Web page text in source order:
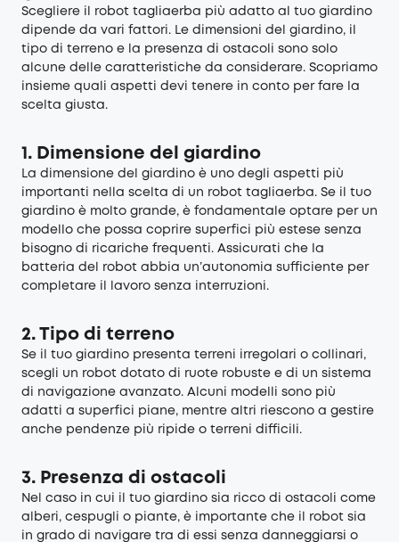
Scegliere il robot tagliaerba più adatto al tuo giardino
dipende da vari fattori. Le dimensioni del giardino, il
tipo di terreno e la presenza di ostacoli sono solo
alcune delle caratteristiche da considerare. Scopriamo
insieme quali aspetti devi tenere in conto per fare la
scelta giusta.
1. Dimensione del giardino
La dimensione del giardino è uno degli aspetti più
importanti nella scelta di un robot tagliaerba. Se il tuo
giardino è molto grande, è fondamentale optare per un
modello che possa coprire superfici più estese senza
bisogno di ricariche frequenti. Assicurati che la
batteria del robot abbia un’autonomia sufficiente per
completare il lavoro senza interruzioni.
2. Tipo di terreno
Se il tuo giardino presenta terreni irregolari o collinari,
scegli un robot dotato di ruote robuste e di un sistema
di navigazione avanzato. Alcuni modelli sono più
adatti a superfici piane, mentre altri riescono a gestire
anche pendenze più ripide o terreni difficili.
3. Presenza di ostacoli
Nel caso in cui il tuo giardino sia ricco di ostacoli come
alberi, cespugli o piante, è importante che il robot sia
in grado di navigare tra di essi senza danneggiarsi o